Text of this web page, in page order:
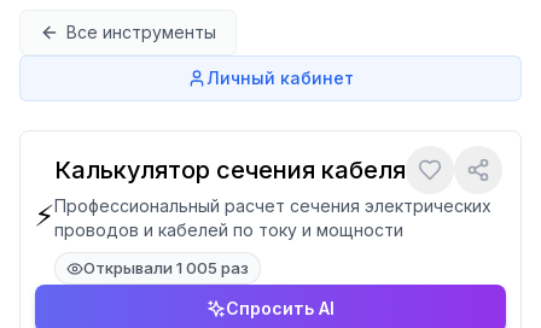
Все инструменты
Личный кабинет
⚡
Калькулятор сечения кабеля
Профессиональный расчет сечения электрических
проводов и кабелей по току и мощности
Открывали 1 005 раз
Спросить AI